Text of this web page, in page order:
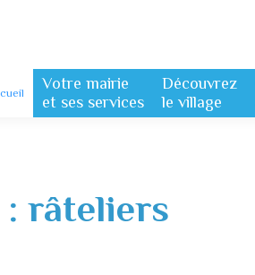
Votre mairie
et ses services
Découvrez
le village
râteliers